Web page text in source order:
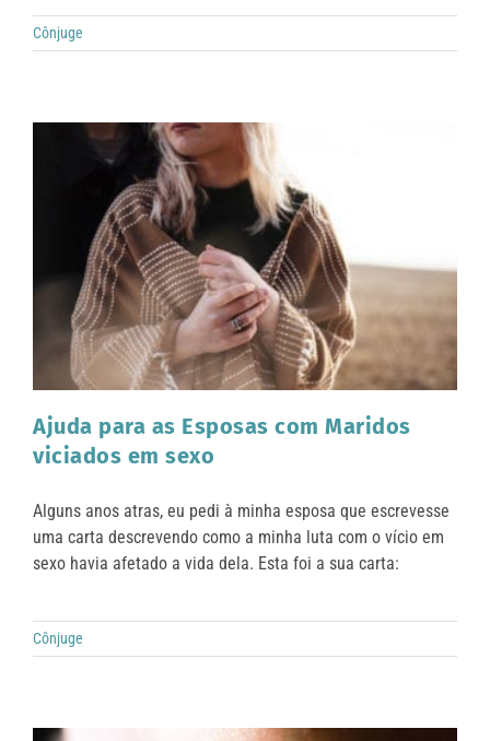
Cônjuge
Ajuda para as Esposas com Maridos
viciados em sexo
Alguns anos atras, eu pedi à minha esposa que escrevesse
uma carta descrevendo como a minha luta com o vício em
sexo havia afetado a vida dela. Esta foi a sua carta:
Cônjuge